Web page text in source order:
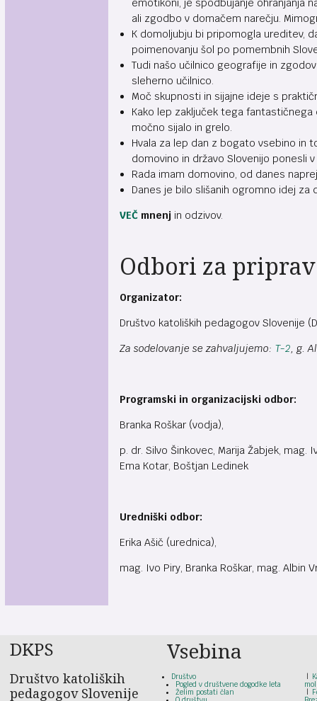
emotikoni, je spodbujanje ohranjanja
ali zgodbo v domačem narečju.
K domoljubju bi pripomogla ureditev,
poimenovanju šol po pomembnih
Tudi našo učilnico geografije in
sleherno učilnico.
Moč skupnosti in sijajne ideje s
Kako lep zaključek tega
močno sijalo in grelo.
Hvala za lep dan z bogato vsebino in
domovino in državo Slovenijo ponesli v
Rada imam domovino, od danes
Danes je bilo slišanih ogromno idej za
VEČmnenj in odzivov.
Odbori za
Organizator:
Društvo katoliških pedagogov Slovenije
Za sodelovanje se zahvaljujemo: T-2, g.
Programski in organizacijski odbor:
Branka Roškar (vodja),
p. dr. Silvo Šinkovec, Marija Žabjek, mag.
Ema Kotar, Boštjan Ledinek
Uredniški odbor:
Erika Ašič (urednica),
mag. Ivo Piry, Branka Roškar, mag. Albin
DKPS
Društvo katoliških
pedagogov Slovenije
Vsebina
Društvo
Pogled v društvene dogodke leta
Želim postati član